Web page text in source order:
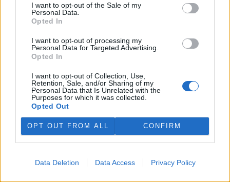
I want to opt-out of the Sale of my
Personal Data.
Opted In
I want to opt-out of processing my
Personal Data for Targeted Advertising.
Opted In
I want to opt-out of Collection, Use,
Retention, Sale, and/or Sharing of my
Personal Data that Is Unrelated with the
Purposes for which it was collected.
Opted Out
OPT OUT FROM ALL CONFIRM
Data Deletion Data Access Privacy Policy
V Austrálii se mezi volně žijícími ptáky šíří virus ptačí
chřipky H5N1
29.7.2026 15:08 ( ČTK)
nakažlivý virus ptačí chřipky
H5N1. Podle agentury AFP to
dnes oznámila hlavní státní
veterinářka Beth Cooksonová. Podle ní jde o očekávaný, ale
znepokojivý vývoj, který může vést k rozsáhlejšímu šíření nákazy
mezi divokými zvířaty. Australská ministryně zemědělství Julie
Collinsová uvedla, že zatím nejsou důkazy o hromadném úhynu